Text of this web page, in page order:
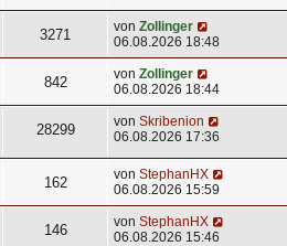
3271 von Zollinger
06.08.2026 18:48
842 von Zollinger
06.08.2026 18:44
28299 von Skribenion
06.08.2026 17:36
162 von StephanHX
06.08.2026 15:59
146 von StephanHX
06.08.2026 15:46